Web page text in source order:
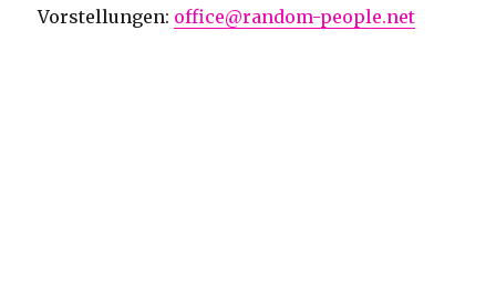
Vorstellungen: office@random-people.net